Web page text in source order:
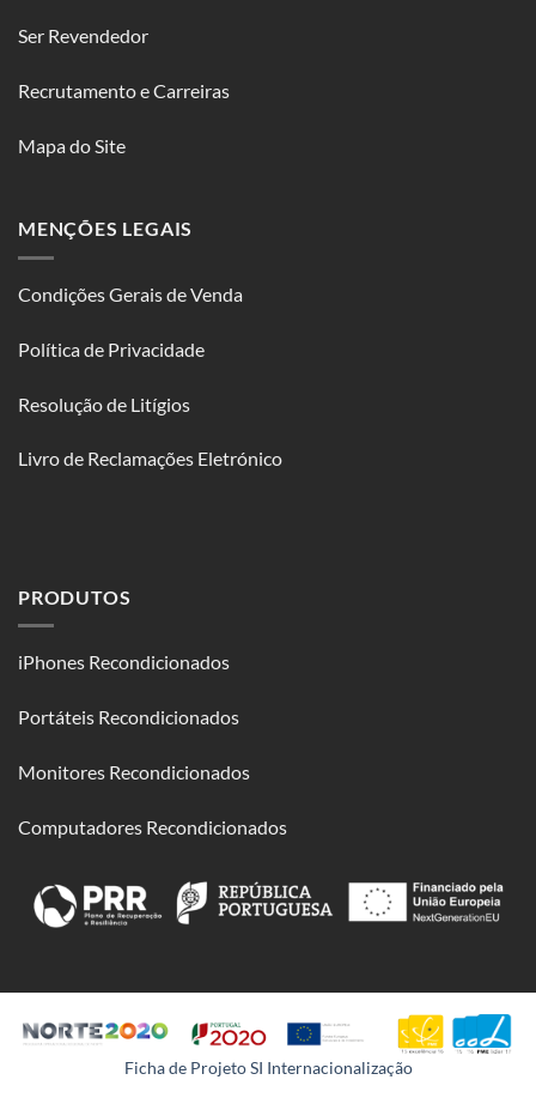
Ser Revendedor
Recrutamento e Carreiras
Mapa do Site
MENÇÕES LEGAIS
Condições Gerais de Venda
Política de Privacidade
Resolução de Litígios
Livro de Reclamações Eletrónico
PRODUTOS
iPhones Recondicionados
Portáteis Recondicionados
Monitores Recondicionados
Computadores Recondicionados
Ficha de Projeto SI Internacionalização